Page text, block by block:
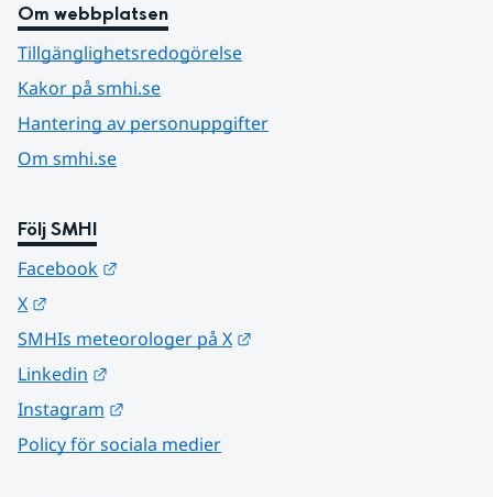
Om webbplatsen
Tillgänglighetsredogörelse
Kakor på smhi.se
Hantering av personuppgifter
Om smhi.se
Följ SMHI
Facebook
X
SMHIs meteorologer på X
Linkedin
Instagram
Policy för sociala medier